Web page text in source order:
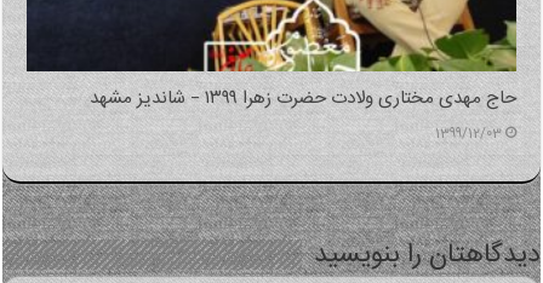
حاج مهدی مختاری ولادت حضرت زهرا ۱۳۹۹ – شاندیز مشهد
1399/12/03
را بنویسید